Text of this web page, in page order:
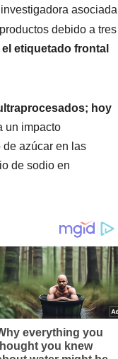
asociada
debido a tres
etiquetado frontal
hoy
un impacto
azúcar en las
de sodio en